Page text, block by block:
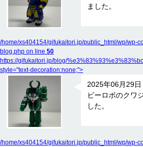
ました。
/home/xs404154/gifukaitori.jp/public_html/wp/wp-
blog.php on line 50
https://gifukaitori.jp/blog/
style="text-decoration:none;">
2025年06月29日
ビーロボのクワ
した。
/home/xs404154/gifukaitori.jp/public_html/wp/wp-